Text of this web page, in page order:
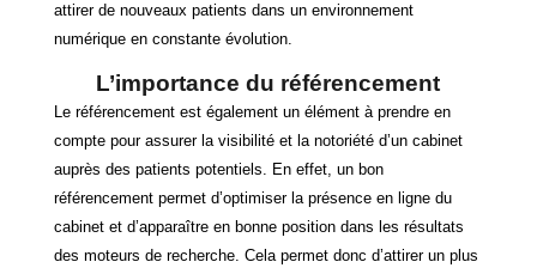
attirer de nouveaux patients dans un environnement
numérique en constante évolution.
L’importance du référencement
Le référencement est également un élément à prendre en
compte pour assurer la visibilité et la notoriété d’un cabinet
auprès des patients potentiels. En effet, un bon
référencement permet d’optimiser la présence en ligne du
cabinet et d’apparaître en bonne position dans les résultats
des moteurs de recherche. Cela permet donc d’attirer un plus